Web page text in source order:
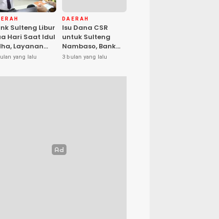
Sulteng Libur
Hari Saat Idul
Layanan
Kembali
yang lalu
DAERAH
Isu Dana CSR
untuk Sulteng
Nambaso, Bank
Sulteng Tegas
3 bulan yang lalu